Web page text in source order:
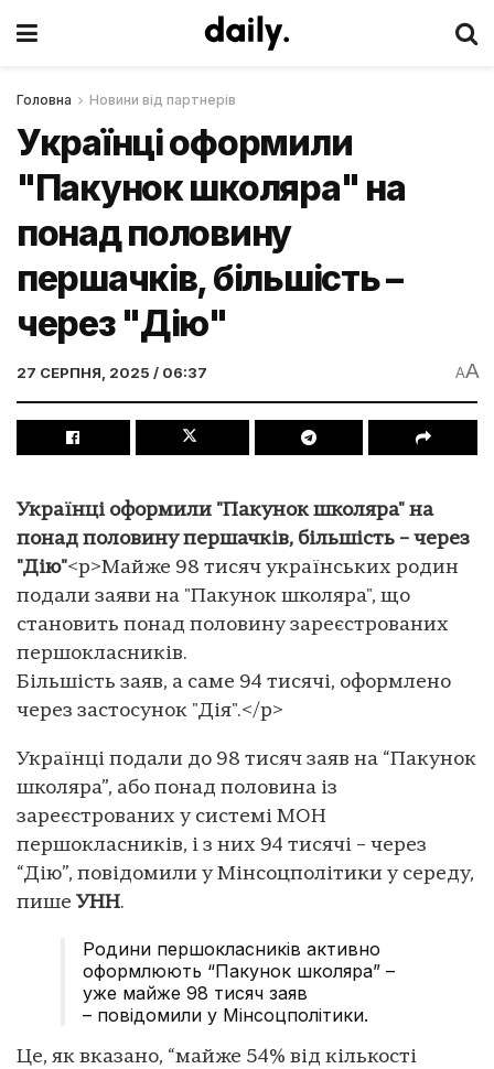
Головна Новини від партнерів
Українці оформили
"Пакунок школяра" на
понад половину
першачків, більшість –
через "Дію"
27 СЕРПНЯ, 2025 / 06:37 AA
Українці оформили "Пакунок школяра" на
понад половину першачків, більшість – через
"Дію"<p>Майже 98 тисяч українських родин
подали заяви на "Пакунок школяра", що
становить понад половину зареєстрованих
першокласників.
Більшість заяв, а саме 94 тисячі, оформлено
через застосунок "Дія".</p>
Українці подали до 98 тисяч заяв на “Пакунок
школяра”, або понад половина із
зареєстрованих у системі МОН
першокласників, і з них 94 тисячі – через
“Дію”, повідомили у Мінсоцполітики у середу,
пише УНН.
Родини першокласників активно
оформлюють “Пакунок школяра” –
уже майже 98 тисяч заяв
– повідомили у Мінсоцполітики.
Це, як вказано, “майже 54% від кількості